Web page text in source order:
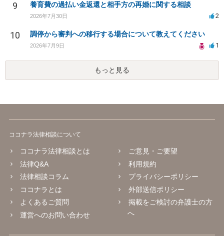
9 養育費の過払い金返還と相手方の再婚に関する相談
2026年7月30日 2
10 調停から審判への移行する場合について教えてください
2026年7月9日 1
もっと見る
ココナラ法律相談について
ココナラ法律相談とは
法律Q&A
法律相談コラム
ココナラとは
よくあるご質問
運営へのお問い合わせ
ご意見・ご要望
利用規約
プライバシーポリシー
外部送信ポリシー
掲載をご検討の弁護士の方
へ